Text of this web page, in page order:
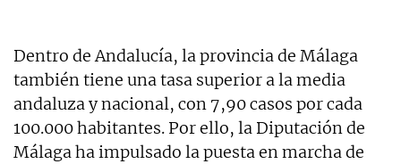
Dentro de Andalucía, la provincia de Málaga
también tiene una tasa superior a la media
andaluza y nacional, con 7,90 casos por cada
100.000 habitantes. Por ello, la Diputación de
Málaga ha impulsado la puesta en marcha de